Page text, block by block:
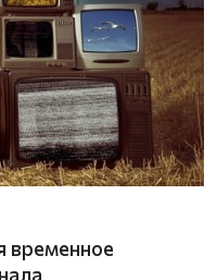
временное